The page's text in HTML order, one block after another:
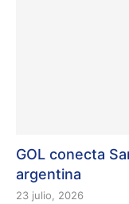
GOL conecta
argentina
23 julio, 2026